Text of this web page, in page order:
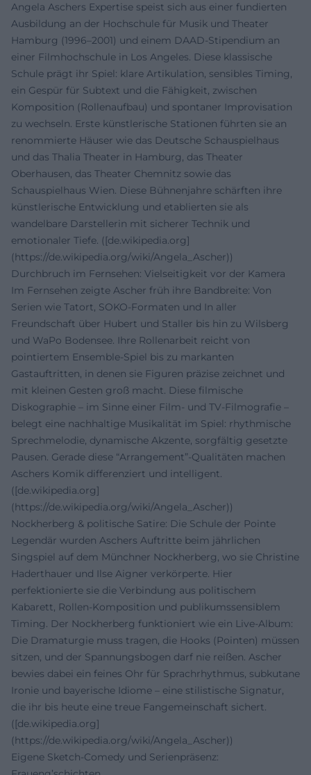
Angela Aschers Expertise speist sich aus einer fundierten
Ausbildung an der Hochschule für Musik und Theater
Hamburg (1996–2001) und einem DAAD-Stipendium an
einer Filmhochschule in Los Angeles. Diese klassische
Schule prägt ihr Spiel: klare Artikulation, sensibles Timing,
ein Gespür für Subtext und die Fähigkeit, zwischen
Komposition (Rollenaufbau) und spontaner Improvisation
zu wechseln. Erste künstlerische Stationen führten sie an
renommierte Häuser wie das Deutsche Schauspielhaus
und das Thalia Theater in Hamburg, das Theater
Oberhausen, das Theater Chemnitz sowie das
Schauspielhaus Wien. Diese Bühnenjahre schärften ihre
künstlerische Entwicklung und etablierten sie als
wandelbare Darstellerin mit sicherer Technik und
emotionaler Tiefe. ([de.wikipedia.org]
(https://de.wikipedia.org/wiki/Angela_Ascher))
Durchbruch im Fernsehen: Vielseitigkeit vor der Kamera
Im Fernsehen zeigte Ascher früh ihre Bandbreite: Von
Serien wie Tatort, SOKO-Formaten und In aller
Freundschaft über Hubert und Staller bis hin zu Wilsberg
und WaPo Bodensee. Ihre Rollenarbeit reicht von
pointiertem Ensemble-Spiel bis zu markanten
Gastauftritten, in denen sie Figuren präzise zeichnet und
mit kleinen Gesten groß macht. Diese filmische
Diskographie – im Sinne einer Film- und TV-Filmografie –
belegt eine nachhaltige Musikalität im Spiel: rhythmische
Sprechmelodie, dynamische Akzente, sorgfältig gesetzte
Pausen. Gerade diese “Arrangement”-Qualitäten machen
Aschers Komik differenziert und intelligent.
([de.wikipedia.org]
(https://de.wikipedia.org/wiki/Angela_Ascher))
Nockherberg & politische Satire: Die Schule der Pointe
Legendär wurden Aschers Auftritte beim jährlichen
Singspiel auf dem Münchner Nockherberg, wo sie Christine
Haderthauer und Ilse Aigner verkörperte. Hier
perfektionierte sie die Verbindung aus politischem
Kabarett, Rollen-Komposition und publikumssensiblem
Timing. Der Nockherberg funktioniert wie ein Live-Album:
Die Dramaturgie muss tragen, die Hooks (Pointen) müssen
sitzen, und der Spannungsbogen darf nie reißen. Ascher
bewies dabei ein feines Ohr für Sprachrhythmus, subkutane
Ironie und bayerische Idiome – eine stilistische Signatur,
die ihr bis heute eine treue Fangemeinschaft sichert.
([de.wikipedia.org]
(https://de.wikipedia.org/wiki/Angela_Ascher))
Eigene Sketch-Comedy und Serienpräsenz: